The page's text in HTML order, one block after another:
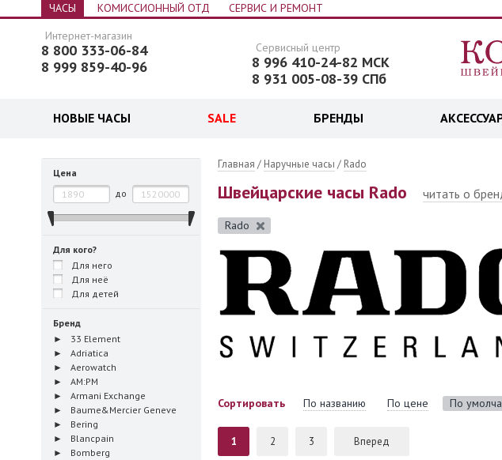
ЧАСЫ КОМИССИОННЫЙ ОТД СЕРВИС И РЕМОНТ
Сервисный центр
8 996 410-24-82 МСК
8 931 005-08-39 СПб
Интернет-магазин
8 800 333-06-84
8 999 859-40-96
НОВЫЕ ЧАСЫ SALE БРЕНДЫ
Цена
до
Для кого?
Для него
Для неё
Для детей
Бренд
33 Element
Adriatica
Aerowatch
AM:PM
Armani Exchange
Baume&Mercier Geneve
Bering
Blancpain
Bomberg
Главная / Наручные часы / Rado
Швейцарские часы Rado читать о
Rado
Сортировать По названию По цене По
1 2 3 Вперед